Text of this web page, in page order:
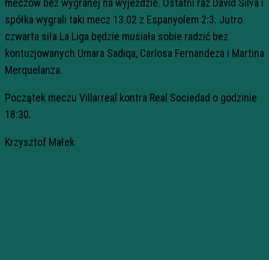
meczów bez wygranej na wyjeździe. Ostatni raz David Silva i
spółka wygrali taki mecz 13.02 z Espanyolem 2:3. Jutro
czwarta siła La Liga będzie musiała sobie radzić bez
kontuzjowanych Umara Sadiqa, Carlosa Fernandeza i Martina
Merquelanza.
Początek meczu Villarreal kontra Real Sociedad o godzinie
18:30.
Krzysztof Małek